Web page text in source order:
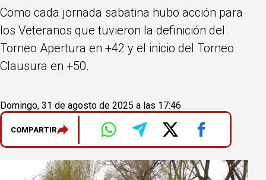
Como cada jornada sabatina hubo acción para
los Veteranos que tuvieron la definición del
Torneo Apertura en +42 y el inicio del Torneo
Clausura en +50.
Domingo, 31 de agosto de 2025 a las 17:46
COMPARTIR